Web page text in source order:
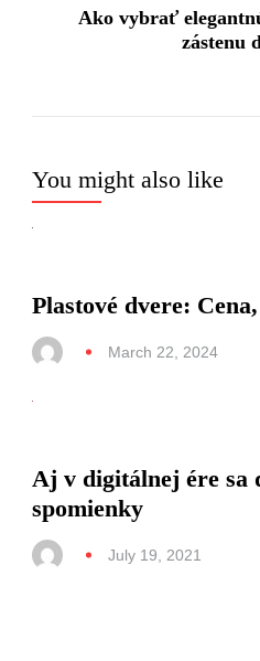
Ako vybrať
zástenu
You might also like
Plastové dvere:
March 22, 2024
Aj v digitálnej ére sa
spomienky
July 19, 2021